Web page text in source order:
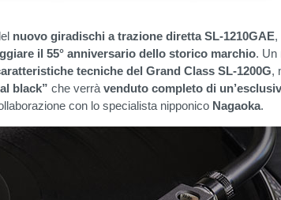
nuovo giradischi a trazione diretta SL-1210GAE,
il 55° anniversario dello storico marchio. Un
tecniche del Grand Class SL-1200G,
black” che verrà venduto completo di
con lo specialista nipponico Nagaoka.